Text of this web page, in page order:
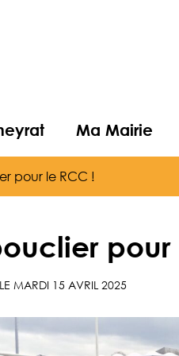
Ma Mairie
pour le RCC !
pour
MARDI 15 AVRIL 2025